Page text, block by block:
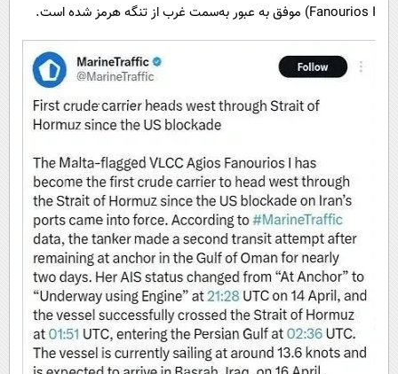
فناوری
محیط زیست
فرهنگی
بین الملل
اجتماعی
حیات وحش
سیاست خارجی
روانشناسی
Fanourios I) موفق به عبور به‌سمت غرب از تنگه هرمز شده است.